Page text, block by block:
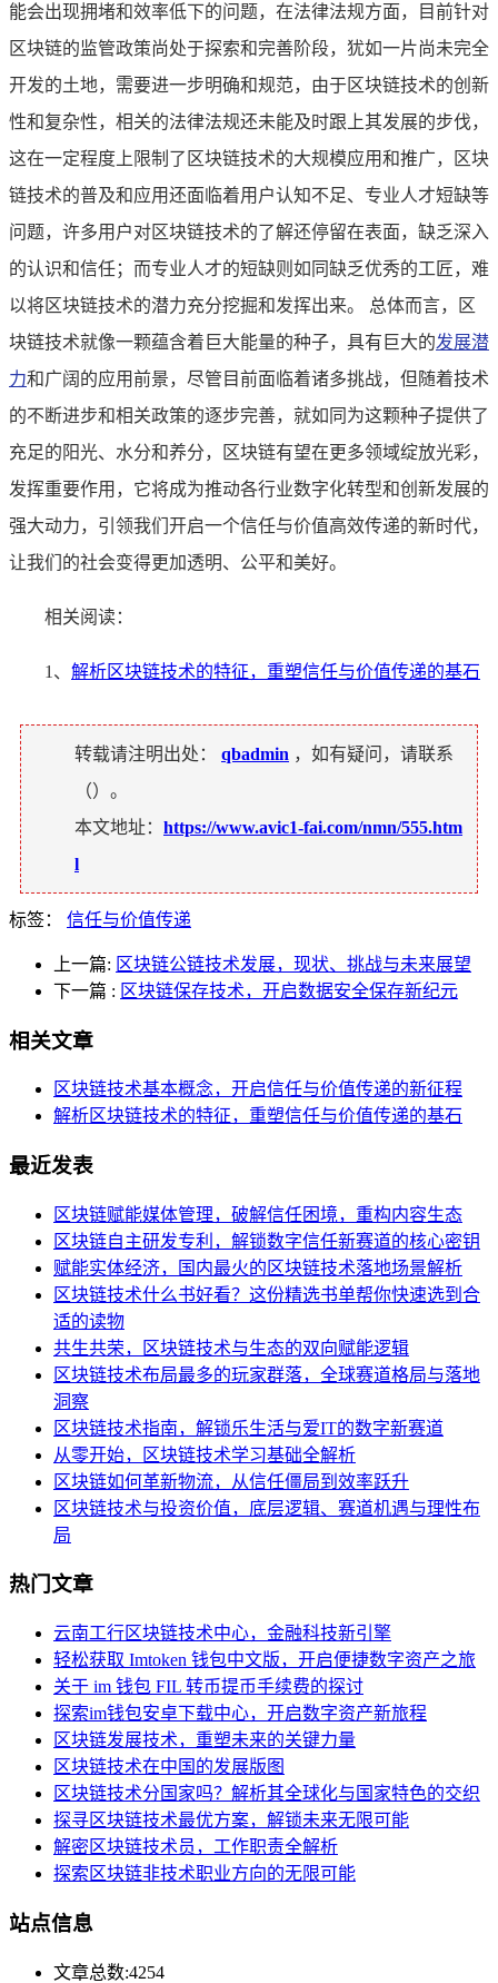
能会出现拥堵和效率低下的问题，在法律法规方面，目前针对
区块链的监管政策尚处于探索和完善阶段，犹如一片尚未完全
开发的土地，需要进一步明确和规范，由于区块链技术的创新
性和复杂性，相关的法律法规还未能及时跟上其发展的步伐，
这在一定程度上限制了区块链技术的大规模应用和推广，区块
链技术的普及和应用还面临着用户认知不足、专业人才短缺等
问题，许多用户对区块链技术的了解还停留在表面，缺乏深入
的认识和信任；而专业人才的短缺则如同缺乏优秀的工匠，难
以将区块链技术的潜力充分挖掘和发挥出来。 总体而言，区
块链技术就像一颗蕴含着巨大能量的种子，具有巨大的发展潜
力和广阔的应用前景，尽管目前面临着诸多挑战，但随着技术
的不断进步和相关政策的逐步完善，就如同为这颗种子提供了
充足的阳光、水分和养分，区块链有望在更多领域绽放光彩，
发挥重要作用，它将成为推动各行业数字化转型和创新发展的
强大动力，引领我们开启一个信任与价值高效传递的新时代，
让我们的社会变得更加透明、公平和美好。
相关阅读：
1、 解析区块链技术的特征，重塑信任与价值传递的基石
转载请注明出处： qbadmin ，如有疑问，请联系
（）。
本文地址： https://www.avic1-fai.com/nmn/555.htm
l
标签： 信任与价值传递
上一篇: 区块链公链技术发展，现状、挑战与未来展望
下一篇 : 区块链保存技术，开启数据安全保存新纪元
相关文章
区块链技术基本概念，开启信任与价值传递的新征程
解析区块链技术的特征，重塑信任与价值传递的基石
最近发表
区块链赋能媒体管理，破解信任困境，重构内容生态
区块链自主研发专利，解锁数字信任新赛道的核心密钥
赋能实体经济，国内最火的区块链技术落地场景解析
区块链技术什么书好看？这份精选书单帮你快速选到合
适的读物
共生共荣，区块链技术与生态的双向赋能逻辑
区块链技术布局最多的玩家群落，全球赛道格局与落地
洞察
区块链技术指南，解锁乐生活与爱IT的数字新赛道
从零开始，区块链技术学习基础全解析
区块链如何革新物流，从信任僵局到效率跃升
区块链技术与投资价值，底层逻辑、赛道机遇与理性布
局
热门文章
云南工行区块链技术中心，金融科技新引擎
轻松获取 Imtoken 钱包中文版，开启便捷数字资产之旅
关于 im 钱包 FIL 转币提币手续费的探讨
探索im钱包安卓下载中心，开启数字资产新旅程
区块链发展技术，重塑未来的关键力量
区块链技术在中国的发展版图
区块链技术分国家吗？解析其全球化与国家特色的交织
探寻区块链技术最优方案，解锁未来无限可能
解密区块链技术员，工作职责全解析
探索区块链非技术职业方向的无限可能
站点信息
文章总数:4254